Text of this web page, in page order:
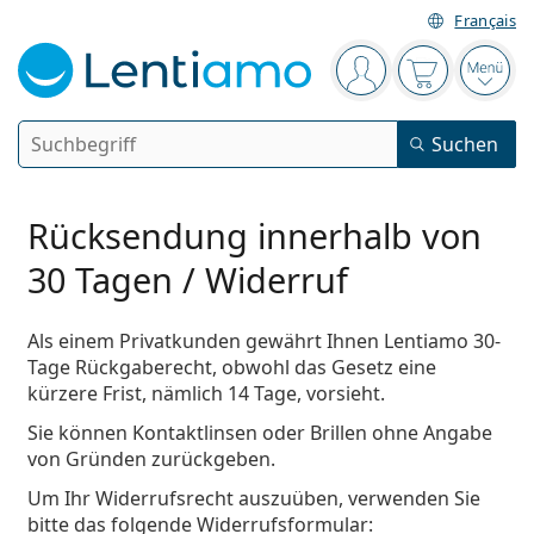
Français
Navigationsleiste
Sie sindDer das
Suche Suchen
Anmelden
Kontaktlinsen
Tragedauer
Tageslinsen
Wochenlinsen
Zwei-Wochenlinsen
Monatslinsen
Linsentyp
Sphärische und asphärische
Torische für Astigmatismus
Marke
Acuvue
Accessoires
Augentropfen
Wie kauft man Linsen online?
Alle Kontaktlinsen
Pflegemittel
Nach Art
All-in-One Lösung
Peroxidlösung
Ohne Konservierungsstoffe
Nach Packungsgröße
50 bis 120 ml
225 bis 500 ml
Vorteilspackungen
2-er Vorteilspackung
Brillen
Geschlecht
Damen Herren Kinder
Sonderangebote
Neuheiten
Zweck
Sonnenbrillen
Geschlecht
Damen Herren Kinder
Sonderangebote
Rücksendung innerhalb von
30 Tagen / Widerruf
Als einem Privatkunden gewährt Ihnen Lentiamo 30-
Tage Rückgaberecht, obwohl das Gesetz eine
kürzere Frist, nämlich 14 Tage, vorsieht.
Sie können Kontaktlinsen oder Brillen ohne Angabe
von Gründen zurückgeben.
Um Ihr Widerrufsrecht auszuüben, verwenden Sie
bitte das folgendeWiderrufsformular: